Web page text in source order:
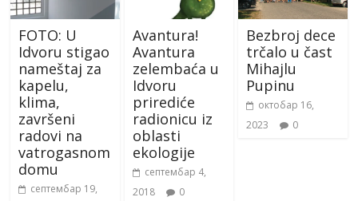
FOTO: U
Idvoru stigao
nameštaj za
kapelu,
klima,
završeni
radovi na
vatrogasnom
domu
септембар 19,
Avantura!
Avantura
zelembaća u
Idvoru
prirediće
radionicu iz
oblasti
ekologije
септембар 4,
2018
0
Bezbroj dece
trčalo u čast
Mihajlu
Pupinu
октобар 16,
2023
0